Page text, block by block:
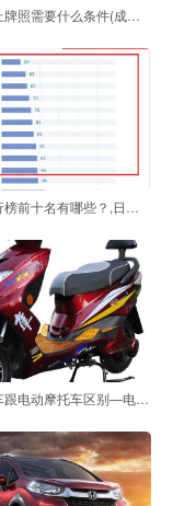
成都电摩上牌照需要什么条件(成都72v电动车上牌规定)
日系车排行榜前十名有哪些？,日产名车排行榜前十名
电动自行车跟电动摩托车区别—电动自行车跟电动摩托车